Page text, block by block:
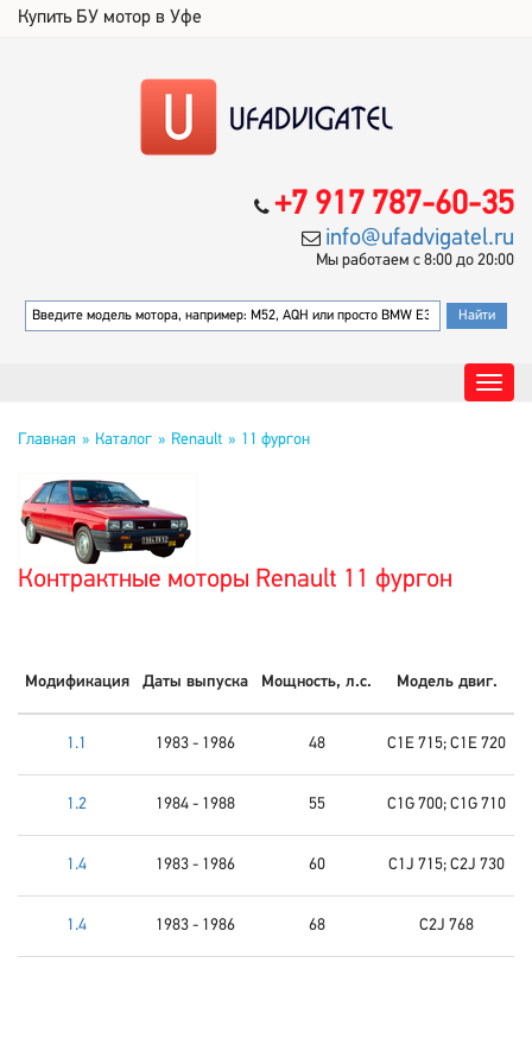
Купить БУ мотор в Уфе
+7 917 787-60-35
info@ufadvigatel.ru
Мы работаем с 8:00 до 20:00
Главная Каталог Renault 11 фургон
Контрактные моторы Renault 11 фургон
Модификация Даты выпуска Мощность, л.с. Модель двиг.
1.1 1983 - 1986 48 C1E 715; C1E 720
1.2 1984 - 1988 55 C1G 700; C1G 710
1.4 1983 - 1986 60 C1J 715; C2J 730
1.4 1983 - 1986 68 C2J 768